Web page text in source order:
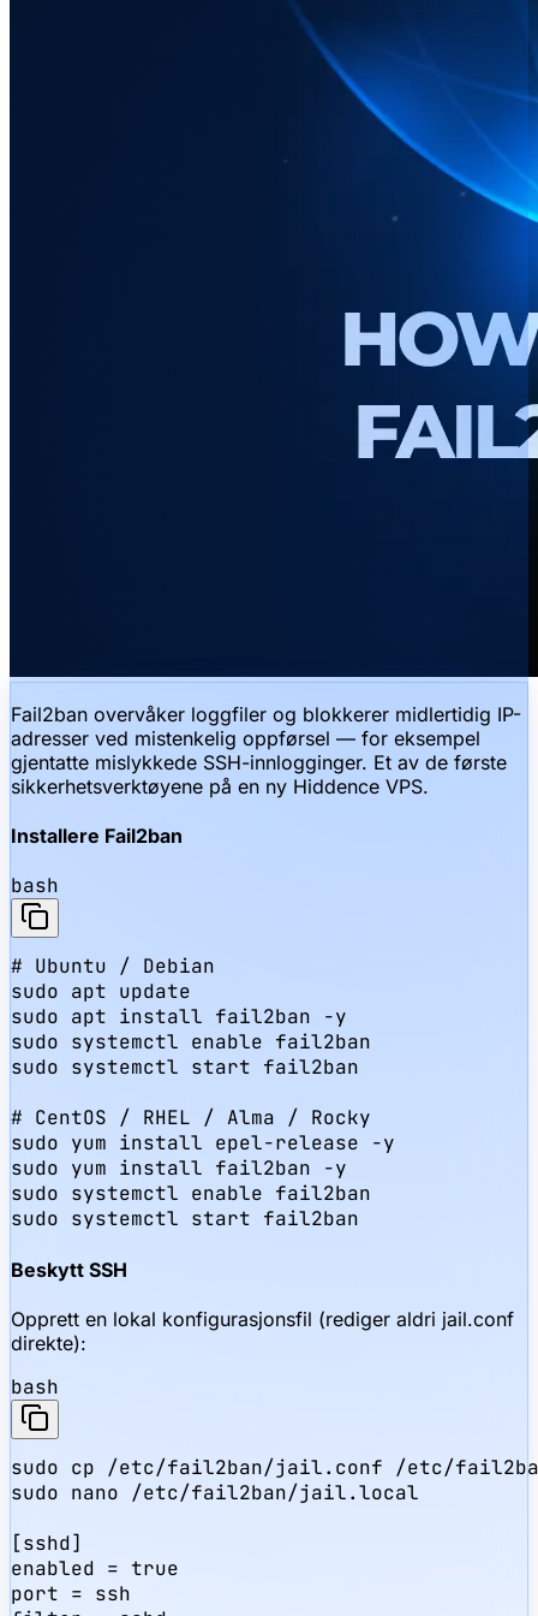
Fail2ban overvåker loggfiler og blokkerer midlertidig IP-
adresser ved mistenkelig oppførsel — for eksempel
gjentatte mislykkede SSH-innlogginger. Et av de første
sikkerhetsverktøyene på en ny Hiddence VPS.
Installere Fail2ban
bash
# Ubuntu / Debian
sudo apt update
sudo apt install fail2ban -y
sudo systemctl enable fail2ban
sudo systemctl start fail2ban
# CentOS / RHEL / Alma / Rocky
sudo yum install epel-release -y
sudo yum install fail2ban -y
sudo systemctl enable fail2ban
sudo systemctl start fail2ban
Beskytt SSH
Opprett en lokal konfigurasjonsfil (rediger aldri jail.conf
direkte):
bash
sudo cp /etc/fail2ban/jail.conf /etc/
sudo nano /etc/fail2ban/jail.local
[sshd]
enabled = true
port = ssh